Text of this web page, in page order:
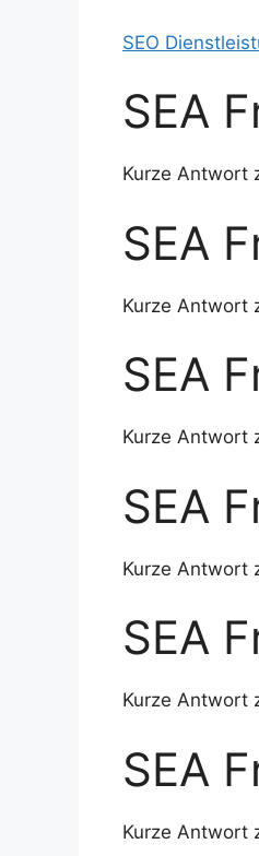
SEO
SEA
Kurze Antwort
SEA
Kurze Antwort
SEA
Kurze Antwort
SEA
Kurze Antwort
SEA
Kurze Antwort
SEA
Kurze Antwort